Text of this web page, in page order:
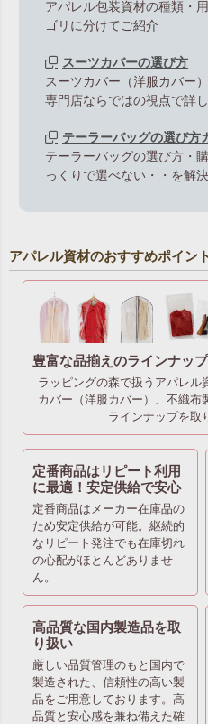
アパレル包装資材の種類・
ゴリに分けてご紹介
スーツカバーの選び方
スーツカバー（洋服カバー
専門店ならではの視点で詳
テーラーバッグの選び方
テーラーバッグの選び方・
っくりで選べない・・を解決
アパレル資材のおすすめポイント
豊富な品揃えのラインナップ
ラッピングの森で扱うアパレル
カバー（洋服カバー）、不織布
ラインナップを取
定番商品はリピート利用
に最適！安定供給で安心
定番商品はメーカー在庫品の
ため安定供給が可能。継続的
なリピート発注でも在庫切れ
の心配がほとんどありませ
ん。
高品質な国内製造品を取
り扱い
厳しい品質管理のもと国内で
製造された、信頼性の高い製
品をご用意しております。高
品質と安心感を兼ね備えた確